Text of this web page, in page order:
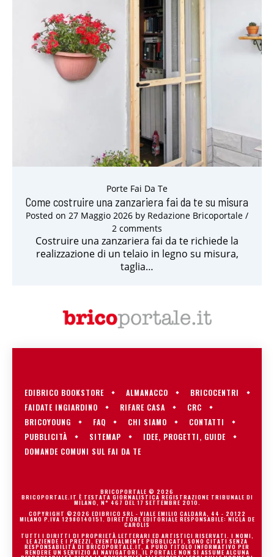
Porte Fai Da Te
Come costruire una zanzariera fai da te su misura
Posted on 27 Maggio 2026 by Redazione Bricoportale /
2 comments
Costruire una zanzariera fai da te richiede la
realizzazione di un telaio in legno su misura,
taglia…
EDIBRICO BOOKSTORE ALMANACCO
BRICOCENTRI
FAIDATE INGIARDINO
RIFARE CASA
CRC
BRICOYOUNG
FAQ CHI SIAMO
CONTATTI
PUBBLICITÀ
SITEMAP
IDEE, PROGETTI, GUIDE
DOMANDE COMUNI SUL FAI DA TE
BRICOPORTALE © 2026
BRICOPORTALE.IT È TESTATA GIORNALISTICA REGISTRAZIONE TRIBUNALE DI
MILANO, N° 467 DEL 17 SETTEMBRE 2010.
COPYRIGHT ©2026 EDIBRICO SRL - VIALE EMILIO CALDARA, 44 - 20122
MILANO P.IVA 12980140151. DIRETTORE EDITORIALE RESPONSABILE: NICLA DE
CAROLIS
TUTTI I DIRITTI DI PROPRIETÀ LETTERARI ED ARTISTICI RISERVATI. I NOMI,
LE AZIENDE E I PREZZI, EVENTUALMENTE PUBBLICATI, SONO CITATI SENZA
RESPONSABILITÀ DI BRICOPORTALE.IT, A PURO TITOLO INFORMATIVO PER
RENDERE UN SERVIZIO AI NAVIGATORI. IL PORTALE NON SI ASSUME ALCUNA